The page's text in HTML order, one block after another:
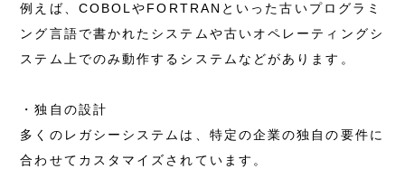
例えば、COBOLやFORTRANといった古いプログラミ
ング言語で書かれたシステムや古いオペレーティングシ
ステム上でのみ動作するシステムなどがあります。
・独自の設計
多くのレガシーシステムは、特定の企業の独自の要件に
合わせてカスタマイズされています。